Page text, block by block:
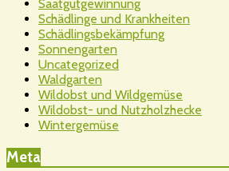
Saatgutgewinnung
Schädlinge und Krankheiten
Schädlingsbekämpfung
Sonnengarten
Uncategorized
Waldgarten
Wildobst und Wildgemüse
Wildobst- und Nutzholzhecke
Wintergemüse
Meta